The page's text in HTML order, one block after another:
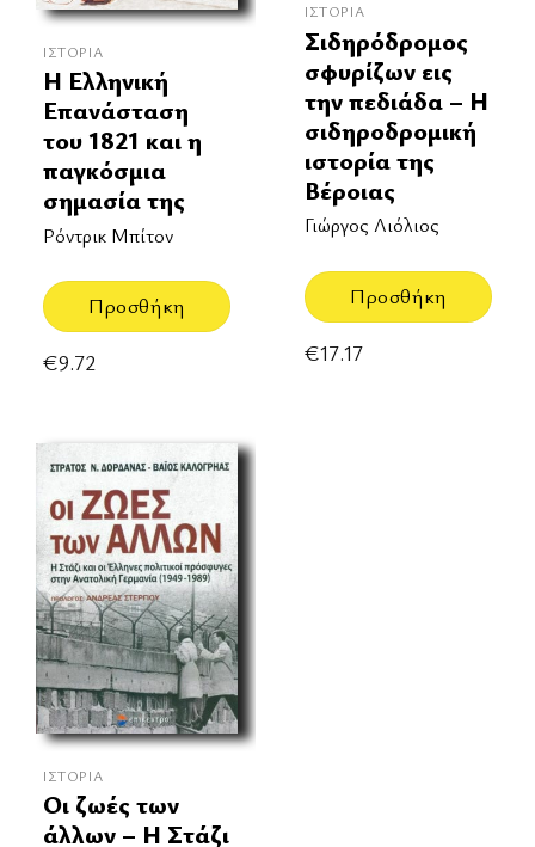
ΙΣΤΟΡΊΑ
Η Ελληνική
Επανάσταση
του 1821 και η
παγκόσμια
σημασία της
Ρόντρικ Μπίτον
Προσθήκη
€9.72
ΙΣΤΟΡΊΑ
Σιδηρόδρομος
σφυρίζων εις
την πεδιάδα – Η
σιδηροδρομική
ιστορία της
Βέροιας
Γιώργος Λιόλιος
Προσθήκη
€17.17
ΙΣΤΟΡΊΑ
Οι ζωές των
άλλων – Η Στάζι